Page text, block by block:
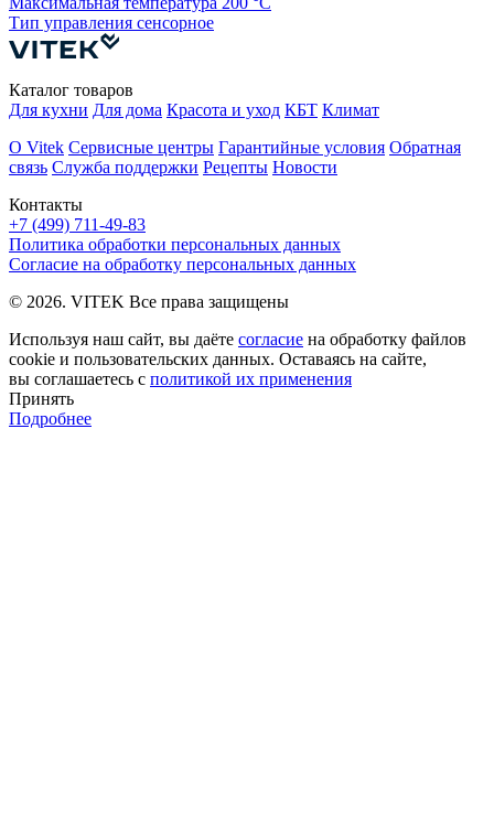
Тип управления сенсорное
Контакты
+7 (499) 711-49-83
Каталог товаров
Для кухни Для дома Красота и уход КБТ Климат
О Vitek Сервисные центры Гарантийные условия Обратная
связь Служба поддержки Рецепты Новости
Политика обработки персональных данных
Согласие на обработку персональных данных
© 2026. VITEK Все права защищены
Используя наш сайт, вы даёте согласие на обработку файлов
cookie и пользовательских данных. Оставаясь на сайте,
вы соглашаетесь с политикой их применения
Принять
Подробнее